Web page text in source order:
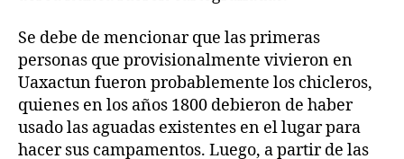
Se debe de mencionar que las primeras
personas que provisionalmente vivieron en
Uaxactun fueron probablemente los chicleros,
quienes en los años 1800 debieron de haber
usado las aguadas existentes en el lugar para
hacer sus campamentos. Luego, a partir de las